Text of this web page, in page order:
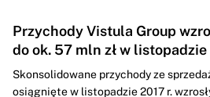
Przychody Vistula Group
do ok. 57 mln zł w listopadzie
Skonsolidowane przychody ze
osiągnięte w listopadzie 2017 r.